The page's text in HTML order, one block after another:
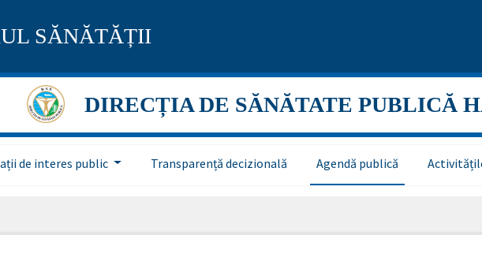
SĂNĂTĂȚII
DIRECȚIA DE SĂNĂTATE PUBLICĂ
de interes public Transparență decizională Agendă publică